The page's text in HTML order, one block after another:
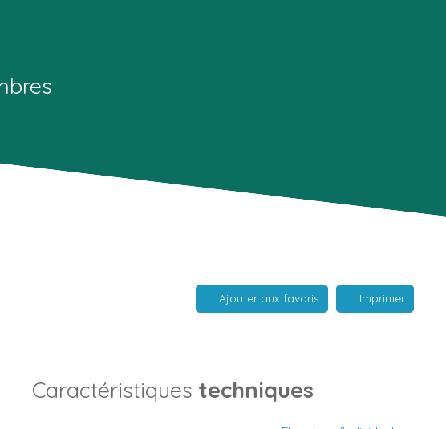
Ajouter aux favoris Imprimer
Caractéristiques techniques